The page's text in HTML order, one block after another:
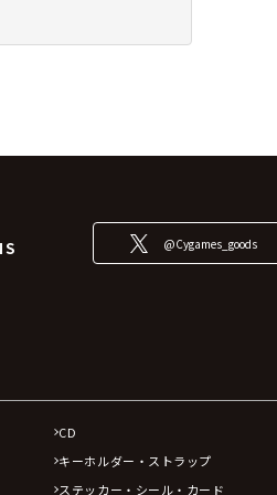
@Cygames_goods
CD
キーホルダー・ストラップ
ステッカー・シール・カード